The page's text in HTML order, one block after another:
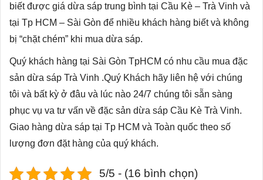
biết được giá dừa sáp trung bình tại Cầu Kè – Trà Vinh và
tại Tp HCM – Sài Gòn để nhiều khách hàng biết và không
bị “chặt chém” khi mua dừa sáp.
Quý khách hàng tại Sài Gòn TpHCM có nhu cầu mua đặc
sản dừa sáp Trà Vinh .Quý Khách hãy liên hệ với chúng
tôi và bất kỳ ở đâu và lúc nào 24/7 chúng tôi sẵn sàng
phục vụ va tư vấn về đặc sản dừa sáp Cầu Kè Trà Vinh.
Giao hàng dừa sáp tại Tp HCM và Toàn quốc theo số
lượng đơn đặt hàng của quý khách.
5/5 - (16 bình chọn)